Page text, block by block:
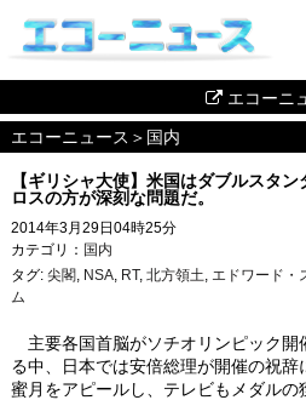
エコーニ
エコーニュース ＞ 国内
【ギリシャ大使】米国はダブルスタ
ロスの方が深刻な問題だ。
2014年3月29日04時25分
カテゴリ： 国内
タグ: 尖閣 NSA RT, 北方領土 エドワード・
ム
主要各国首脳がソチオリンピック開
る中、日本では安倍総理が開催の祝
蜜月をアピールし、テレビもメダル